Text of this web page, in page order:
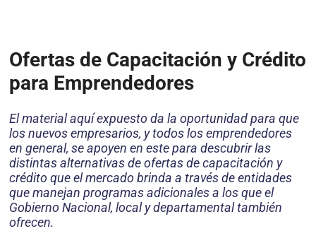
Ofertas de Capacitación y Crédito
para Emprendedores
El material aquí expuesto da la oportunidad para que
los nuevos empresarios, y todos los emprendedores
en general, se apoyen en este para descubrir las
distintas alternativas de ofertas de capacitación y
crédito que el mercado brinda a través de entidades
que manejan programas adicionales a los que el
Gobierno Nacional, local y departamental también
ofrecen.